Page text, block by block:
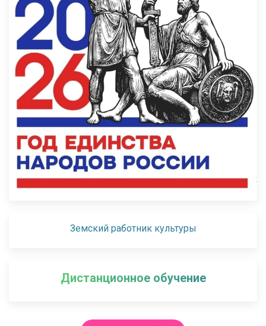
Земский работник культуры
Дистанционное обучение